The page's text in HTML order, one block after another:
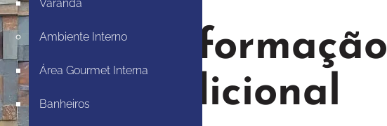
Varanda
Ambiente Interno
Área Gourmet Interna
Banheiros
Informação
adicional